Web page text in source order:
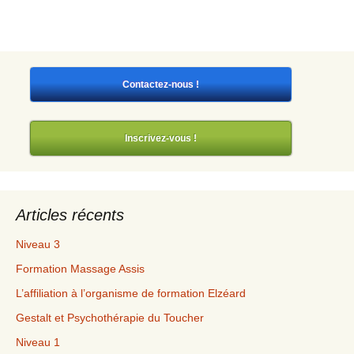
Contactez-nous !
Inscrivez-vous !
Articles récents
Niveau 3
Formation Massage Assis
L’affiliation à l’organisme de formation Elzéard
Gestalt et Psychothérapie du Toucher
Niveau 1